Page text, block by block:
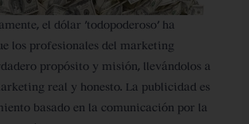
el dólar ‘todopoderoso’ ha
los profesionales del marketing
propósito y misión, llevándolos a
real y honesto. La publicidad es
basado en la comunicación por la